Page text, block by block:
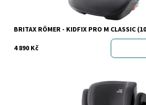
Značka: BRITAX
BRITAX RÖMER - KIDFIX PRO M CLASSIC
4 890 Kč